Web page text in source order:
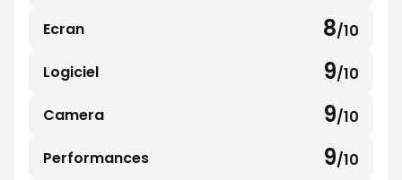
sur
Ecran 8/10
8
sur
Logiciel 9/10
9
sur
Camera 9/10
9
sur
Performances 9/10
9